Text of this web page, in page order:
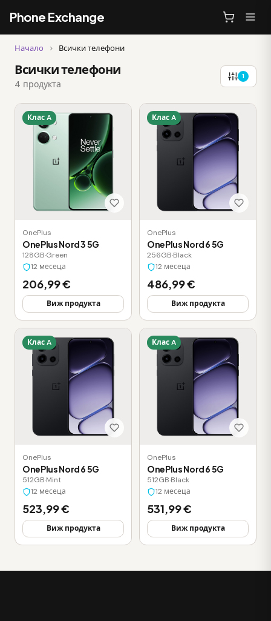
Phone Exchange
Начало > Всички телефони
Всички телефони
4 продукта
1
Клас A
OnePlus
OnePlus Nord 3 5G
128GB·Green
12 месеца
206,99 €
Виж продукта
Клас A
OnePlus
OnePlus Nord 6 5G
256GB·Black
12 месеца
486,99 €
Виж продукта
Клас A
OnePlus
OnePlus Nord 6 5G
512GB·Mint
12 месеца
523,99 €
Виж продукта
Клас A
OnePlus
OnePlus Nord 6 5G
512GB·Black
12 месеца
531,99 €
Виж продукта